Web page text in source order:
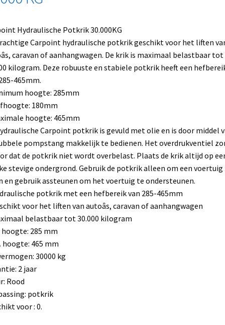
Hydraulische Potkrik 30.000KG
Carpoint hydraulische potkrik geschikt voor het liften
caravan of aanhangwagen. De krik is maximaal belastbaar tot
kilogram. Deze robuuste en stabiele potkrik heeft een
465mm.
hoogte: 285mm
180mm
hoogte: 465mm
Carpoint potkrik is gevuld met olie en is door middel
pompstang makkelijk te bedienen. Het overdrukventiel
dat de potkrik niet wordt overbelast. Plaats de krik altijd op
stevige ondergrond. Gebruik de potkrik alleen om een voertuig
en gebruik assteunen om het voertuig te ondersteunen.
potkrik met een hefbereik van 285-465mm
voor het liften van autoâs, caravan of aanhangwagen
belastbaar tot 30.000 kilogram
hoogte: 285 mm
hoogte: 465 mm
30000 kg
2 jaar
Rood
potkrik
voor : 0.